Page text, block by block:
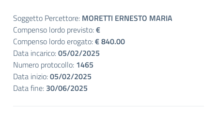
Soggetto Percettore: MORETTI ERNESTO MARIA
Compenso lordo previsto:€
Compenso lordo erogato:€ 840.00
Data incarico:05/02/2025
Numero protocollo: 1465
Data inizio:05/02/2025
Data fine: 30/06/2025